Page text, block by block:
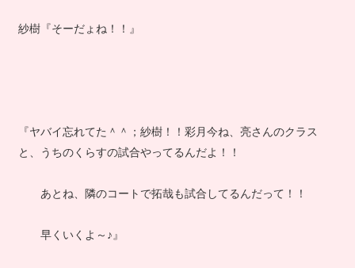
紗樹『そーだょね！！』
『ヤバイ忘れてた＾＾；紗樹！！彩月今ね、亮さんのクラス
と、うちのくらすの試合やってるんだよ！！
あとね、隣のコートで拓哉も試合してるんだって！！
早くいくよ～♪』